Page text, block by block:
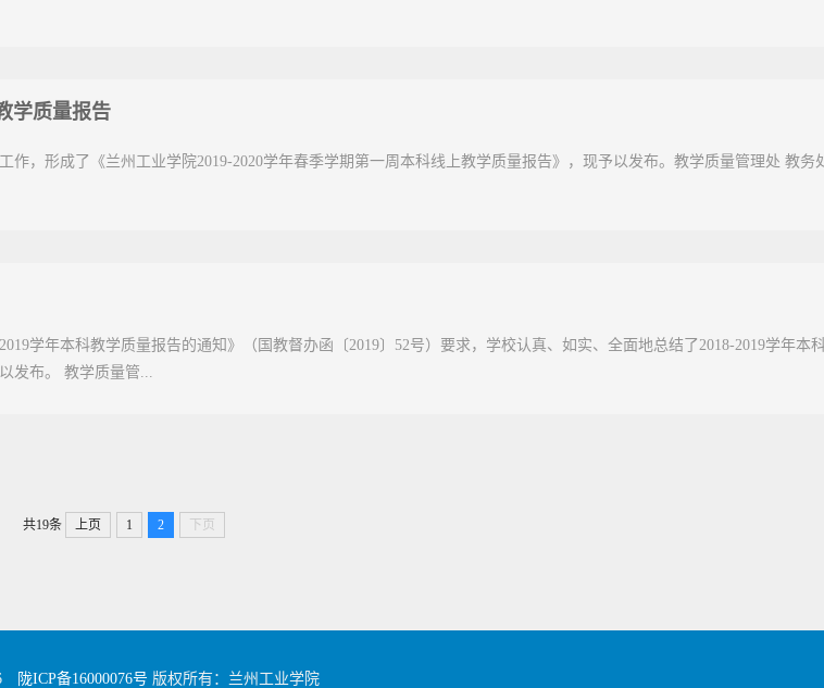
学质量报告
作，形成了《兰州工业学院2019-2020学年春季学期第一周本科线上教学质量报告》，现予以发布。教学质量管理处 教务
学年本科教学质量报告的通知》（国教督办函〔2019〕52号）要求，学校认真、如实、全面地总结了2018-2019学年本
发布。 教学质量管...
共19条 上页 1 2 下页
陇ICP备16000076号 版权所有：兰州工业学院